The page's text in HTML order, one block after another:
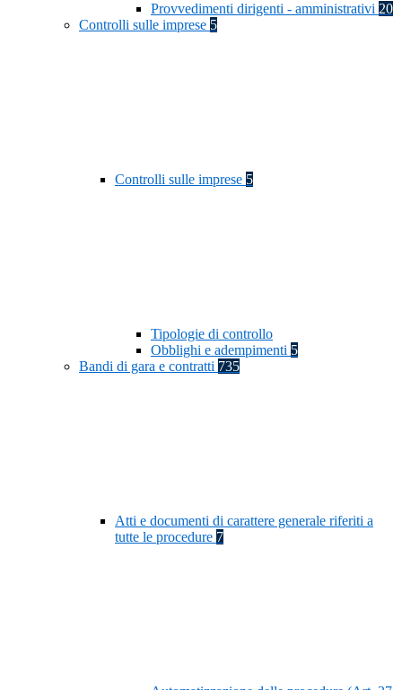
Provvedimenti dirigenti - amministrativi 20
Controlli sulle imprese 5
Controlli sulle imprese 5
Tipologie di controllo
Obblighi e adempimenti 5
Bandi di gara e contratti 735
Atti e documenti di carattere generale riferiti a
tutte le procedure 7